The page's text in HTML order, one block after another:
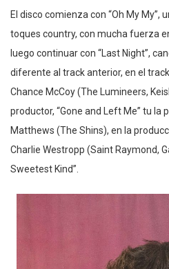
El disco comienza con “Oh My My”,
toques country, con mucha fuerza
luego continuar con “Last Night”,
diferente al track anterior, en el
Chance McCoy (The Lumineers,
productor, “Gone and Left Me” tu la
Matthews (The Shins), en la
Charlie Westropp (Saint Raymond,
Sweetest Kind”.